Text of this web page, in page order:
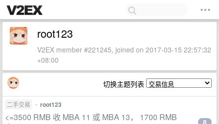
root123
V2EX member #221245, joined on 2017-03-15 22:57:32
+08:00
切换主题列表
二手交易 • root123
<=3500 RMB 收 MBA 11 或 MBA 13， 1700 RMB
8